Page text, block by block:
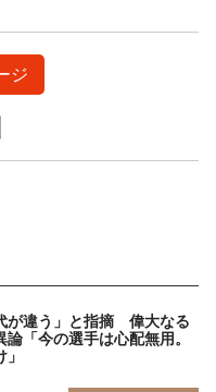
ジ
が違う」と指摘 偉大なる
「今の選手は心配無用。